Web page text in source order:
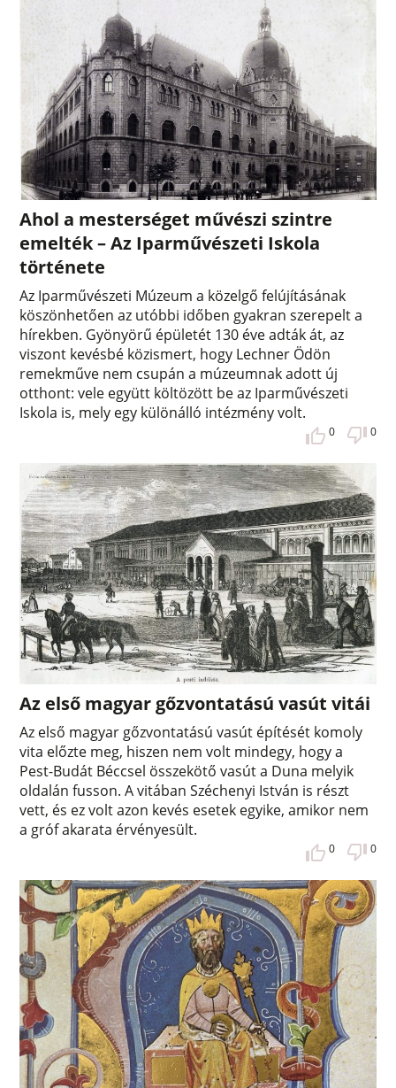
Ahol a mesterséget művészi szintre
emelték – Az Iparművészeti Iskola
története
Az Iparművészeti Múzeum a közelgő felújításának
köszönhetően az utóbbi időben gyakran szerepelt a
hírekben. Gyönyörű épületét 130 éve adták át, az
viszont kevésbé közismert, hogy Lechner Ödön
remekműve nem csupán a múzeumnak adott új
otthont: vele együtt költözött be az Iparművészeti
Iskola is, mely egy különálló intézmény volt.
0 0
Az első magyar gőzvontatású vasút vitái
Az első magyar gőzvontatású vasút építését komoly
vita előzte meg, hiszen nem volt mindegy, hogy a
Pest-Budát Béccsel összekötő vasút a Duna melyik
oldalán fusson. A vitában Széchenyi István is részt
vett, és ez volt azon kevés esetek egyike, amikor nem
a gróf akarata érvényesült.
0 0